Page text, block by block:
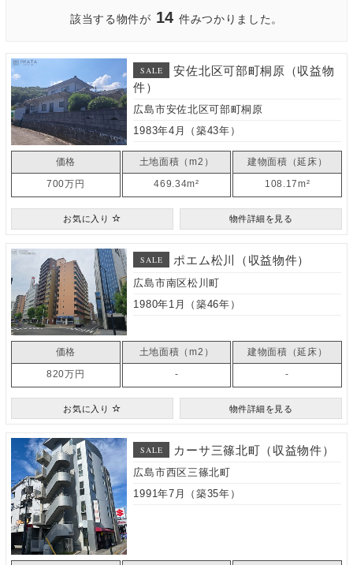
該当する物件が 14 件みつかりました。
SALE
安佐北区可部町桐原（収益物
件）
広島市安佐北区可部町桐原
1983年4月（築43年）
価格
700万円
土地面積（m2）
469.34m²
建物面積（延床）
108.17m²
お気に入り 物件詳細を見る
SALE ポエム松川（収益物件）
広島市南区松川町
1980年1月（築46年）
価格
820万円
土地面積（m2）
-
建物面積（延床）
-
お気に入り 物件詳細を見る
SALE カーサ三篠北町（収益物件）
広島市西区三篠北町
1991年7月（築35年）